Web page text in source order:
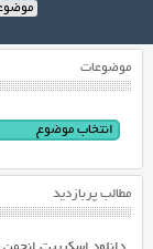
موضوعات
مطالب پربازدید